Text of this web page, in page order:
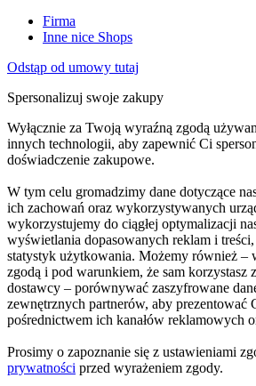
Firma
Inne nice Shops
Odstąp od umowy tutaj
Spersonalizuj swoje zakupy
Wyłącznie za Twoją wyraźną zgodą
innych technologii, aby zapewnić Ci
doświadczenie zakupowe.
W tym celu gromadzimy dane dotyczące
ich zachowań oraz wykorzystywanych
wykorzystujemy do ciągłej optymalizacji
wyświetlania dopasowanych reklam i
statystyk użytkowania. Możemy również –
zgodą i pod warunkiem, że sam korzystasz
dostawcy – porównywać zaszyfrowane
zewnętrznych partnerów, aby prezentować
pośrednictwem ich kanałów reklamowych
Prosimy o zapoznanie się z ustawieniami
prywatności przed wyrażeniem zgody.